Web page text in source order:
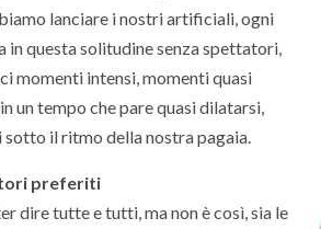
lanciare i nostri artificiali, ogni
in questa solitudine senza spettatori,
momenti intensi, momenti quasi
un tempo che pare quasi dilatarsi,
sotto il ritmo della nostra pagaia.
preferiti
dire tutte e tutti, ma non è così, sia le